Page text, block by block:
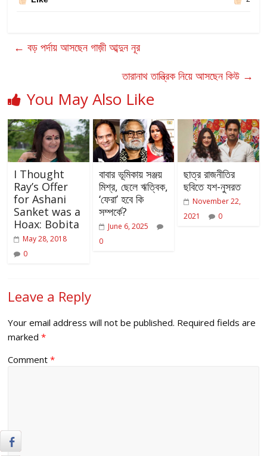
← বড় পর্দায় আসছেন গাজ়ী আব্দুন নূর
তারানাথ তান্ত্রিক নিয়ে আসছেন কিউ →
You May Also Like
I Thought
Ray’s Offer
for Ashani
Sanket was a
Hoax: Bobita
May 28, 2018
0
বাবার ভূমিকায় সঞ্জয়
মিশ্র, ছেলে ঋত্বিক,
‘ফেরা’ হবে কি
সম্পর্কে?
June 6, 2025
0
ছাত্র রাজনীতির
ছবিতে যশ-নুসরত
November 22,
2021
0
Leave a Reply
Your email address will not be published. Required fields are
marked*
Comment*